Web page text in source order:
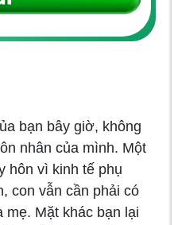
bạn bây giờ, không
nhân của mình. Một
hôn vì kinh tế phụ
con vẫn cần phải có
mẹ. Mặt khác bạn lại